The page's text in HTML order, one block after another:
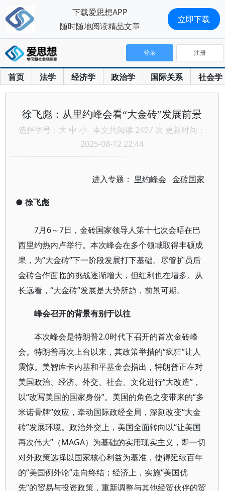
首页 法学 经济学 政治学 国际关系 社会学
登录 注册
徐飞彪：从里约峰会看“大金砖”发展前景
选择字号： 大 中 小 本文共阅读 2407 次 更新时间：
2025-08-12 22:44
进入专题： 里约峰会 金砖国家
● 徐飞彪
7月6～7日，金砖国家领导人第十七次会晤在巴
西里约热内卢举行。本次峰会在多个领域取得丰硕成
果，为“大金砖”下一阶段发展打下基础。尽管扩员后
金砖合作面临的挑战逐渐增大，但红利也在增多。从
长远看，“大金砖”发展是大势所趋，前景可期。
峰会召开的背景有别于以往
本次峰会是特朗普2.0时代下召开的首次金砖峰
会。特朗普再次上台以来，其政策举措的“疯狂”让人
震惊。美智库卡内基和平基金会指出，特朗普正在对
美国政治、经济、外交、社会、文化进行“大改造”，
以“改写美国的国家身份”。美国的角色之变带来的“多
米诺骨牌”效应，牵动国际政经全局，深刻改变“大金
砖”发展环境。政治外交上，美国全面转向以“让美国
再次伟大”（MAGA）为基础的实用现实主义，即一切
对外政策选择以国家核心利益为基准，使得延续百年
的“美国例外论”走向终结；经济上，实施“美国优
先”的贸易与投资政策，重新调整与其他经贸伙伴的贸
下载爱思想APP
随时随地阅读精品文章
立即下载